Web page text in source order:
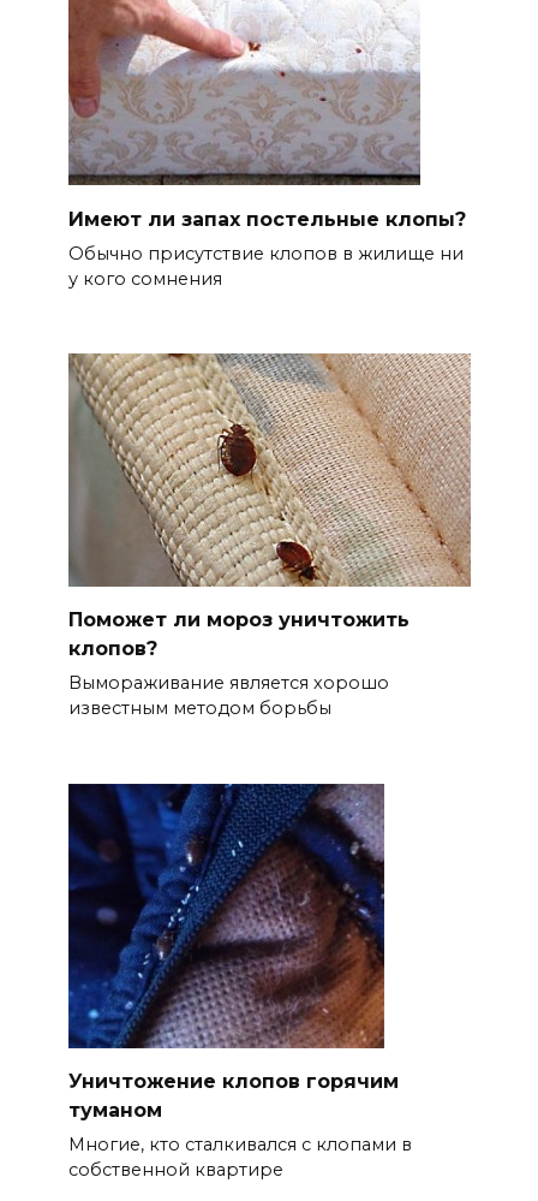
Имеют ли запах постельные клопы?
Обычно присутствие клопов в жилище ни
у кого сомнения
Поможет ли мороз уничтожить
клопов?
Вымораживание является хорошо
известным методом борьбы
Уничтожение клопов горячим
туманом
Многие, кто сталкивался с клопами в
собственной квартире